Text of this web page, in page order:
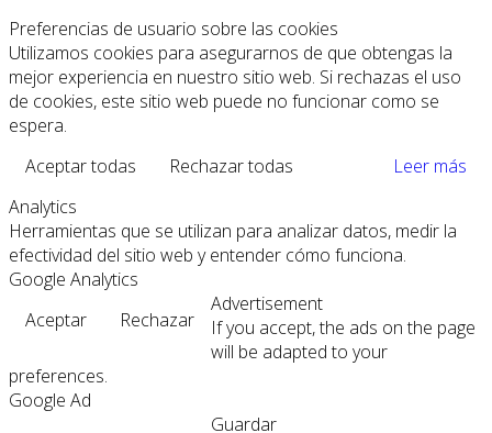
Preferencias de usuario sobre las cookies
Utilizamos cookies para asegurarnos de que obtengas la
mejor experiencia en nuestro sitio web. Si rechazas el uso
de cookies, este sitio web puede no funcionar como se
espera.
Aceptar todas
Rechazar todas
Leer más
Analytics
Herramientas que se utilizan para analizar datos, medir la
efectividad del sitio web y entender cómo funciona.
Google Analytics
Aceptar
Rechazar
Advertisement
If you accept, the ads on the page
will be adapted to your
preferences.
Google Ad
Guardar